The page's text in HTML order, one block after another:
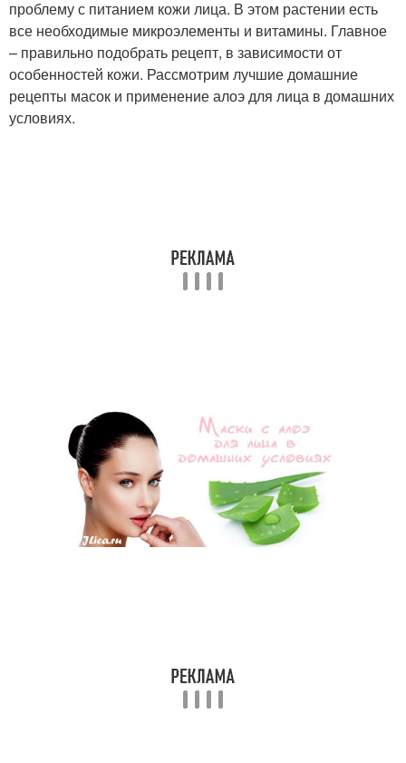
проблему с питанием кожи лица. В этом растении есть
все необходимые микроэлементы и витамины. Главное
– правильно подобрать рецепт, в зависимости от
особенностей кожи. Рассмотрим лучшие домашние
рецепты масок и применение алоэ для лица в домашних
условиях.